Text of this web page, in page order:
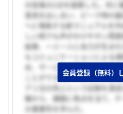
の促進の2点を提案した。共に
意見を出し合い、ピーク時の
へと増員する新マニュアルを
しい時でも声がかけやすい雰
結果、一人一人に余力が生ま
もコミュニケーションによる
め、サービスの質の向上や明
ことができた。そして、お客
ア１位の売上という記録を達
験から、課題に焦点を当て、チ
の重要性を学んだ。
会員登録（無料）